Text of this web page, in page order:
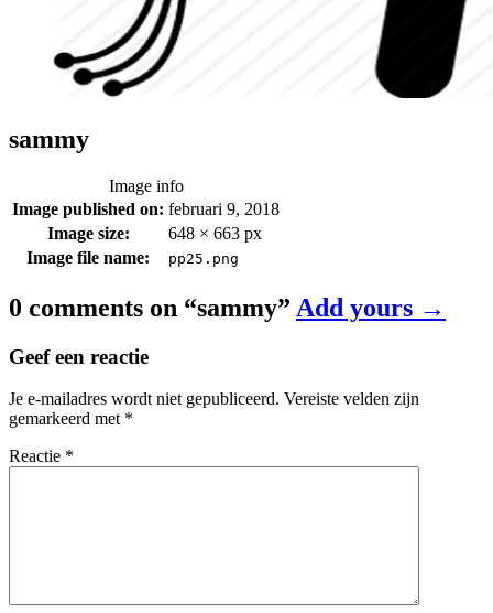
sammy
Image info
Image published on: februari 9, 2018
Image size:
648 × 663 px
Image file name:
pp25.png
0 comments on “sammy” Add yours →
Geef een reactie
Je e-mailadres wordt niet gepubliceerd. Vereiste velden zijn
gemarkeerd met *
Reactie *